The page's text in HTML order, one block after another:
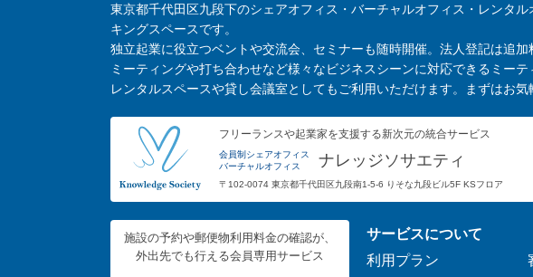
東京都千代田区九段下のシェアオフィス・バーチャルオフィス・レンタ
キングスペースです。
独立起業に役立つベントや交流会、セミナーも随時開催。法人登記は追
ミーティングや打ち合わせなど様々なビジネスシーンに対応できるミー
レンタルスペースや貸し会議室としてもご利用いただけます。まずはお
フリーランスや起業家を支援する新次元の統合サービス
会員制シェアオフィス
バーチャルオフィス
ナレッジソサエティ
〒102-0074 東京都千代田区九段南1-5-6 りそな九段ビル5F KSフロア
施設の予約や郵便物利用料金の確認が、
外出先でも行える会員専用サービス
サービスについて
利用プラン